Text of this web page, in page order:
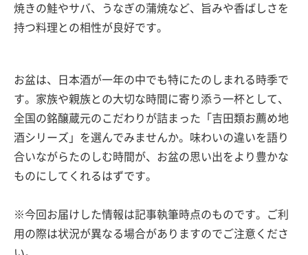
焼きの鮭やサバ、うなぎの蒲焼など、旨みや香ばしさを
持つ料理との相性が良好です。
お盆は、日本酒が一年の中でも特にたのしまれる時季で
す。家族や親族との大切な時間に寄り添う一杯として、
全国の銘醸蔵元のこだわりが詰まった「吉田類お薦め地
酒シリーズ」を選んでみませんか。味わいの違いを語り
合いながらたのしむ時間が、お盆の思い出をより豊かな
ものにしてくれるはずです。
※今回お届けした情報は記事執筆時点のものです。ご利
用の際は状況が異なる場合がありますのでご注意くださ